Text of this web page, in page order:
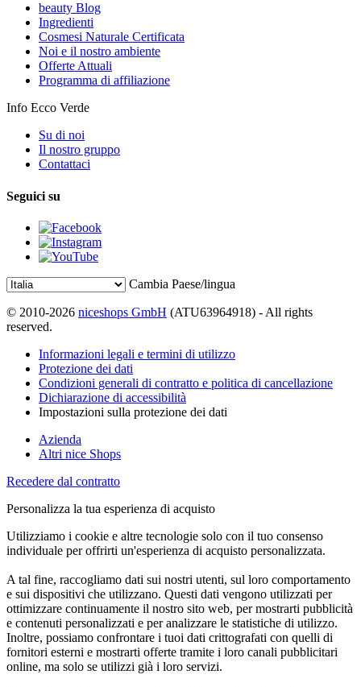
beauty Blog
Ingredienti
Cosmesi Naturale Certificata
Noi e il nostro ambiente
Offerte Attuali
Programma di affiliazione
Info Ecco Verde
Su di noi
Il nostro gruppo
Contattaci
Seguici su
Cambia Paese/lingua
© 2010-2026 niceshops GmbH (ATU63964918) - All rights
reserved.
Informazioni legali e termini di utilizzo
Protezione dei dati
Condizioni generali di contratto e politica di cancellazione
Dichiarazione di accessibilità
Impostazioni sulla protezione dei dati
Azienda
Altri nice Shops
Recedere dal contratto
Personalizza la tua esperienza di acquisto
Utilizziamo i cookie e altre tecnologie solo con il tuo consenso
individuale per offrirti un'esperienza di acquisto personalizzata.
A tal fine, raccogliamo dati sui nostri utenti, sul loro comportamento
e sui dispositivi che utilizzano. Questi dati vengono utilizzati per
ottimizzare continuamente il nostro sito web, per mostrarti pubblicità
e contenuti personalizzati e per analizzare le statistiche di utilizzo.
Inoltre, possiamo confrontare i tuoi dati crittografati con quelli di
fornitori esterni e mostrarti offerte tramite i loro canali pubblicitari
online, ma solo se utilizzi già i loro servizi.